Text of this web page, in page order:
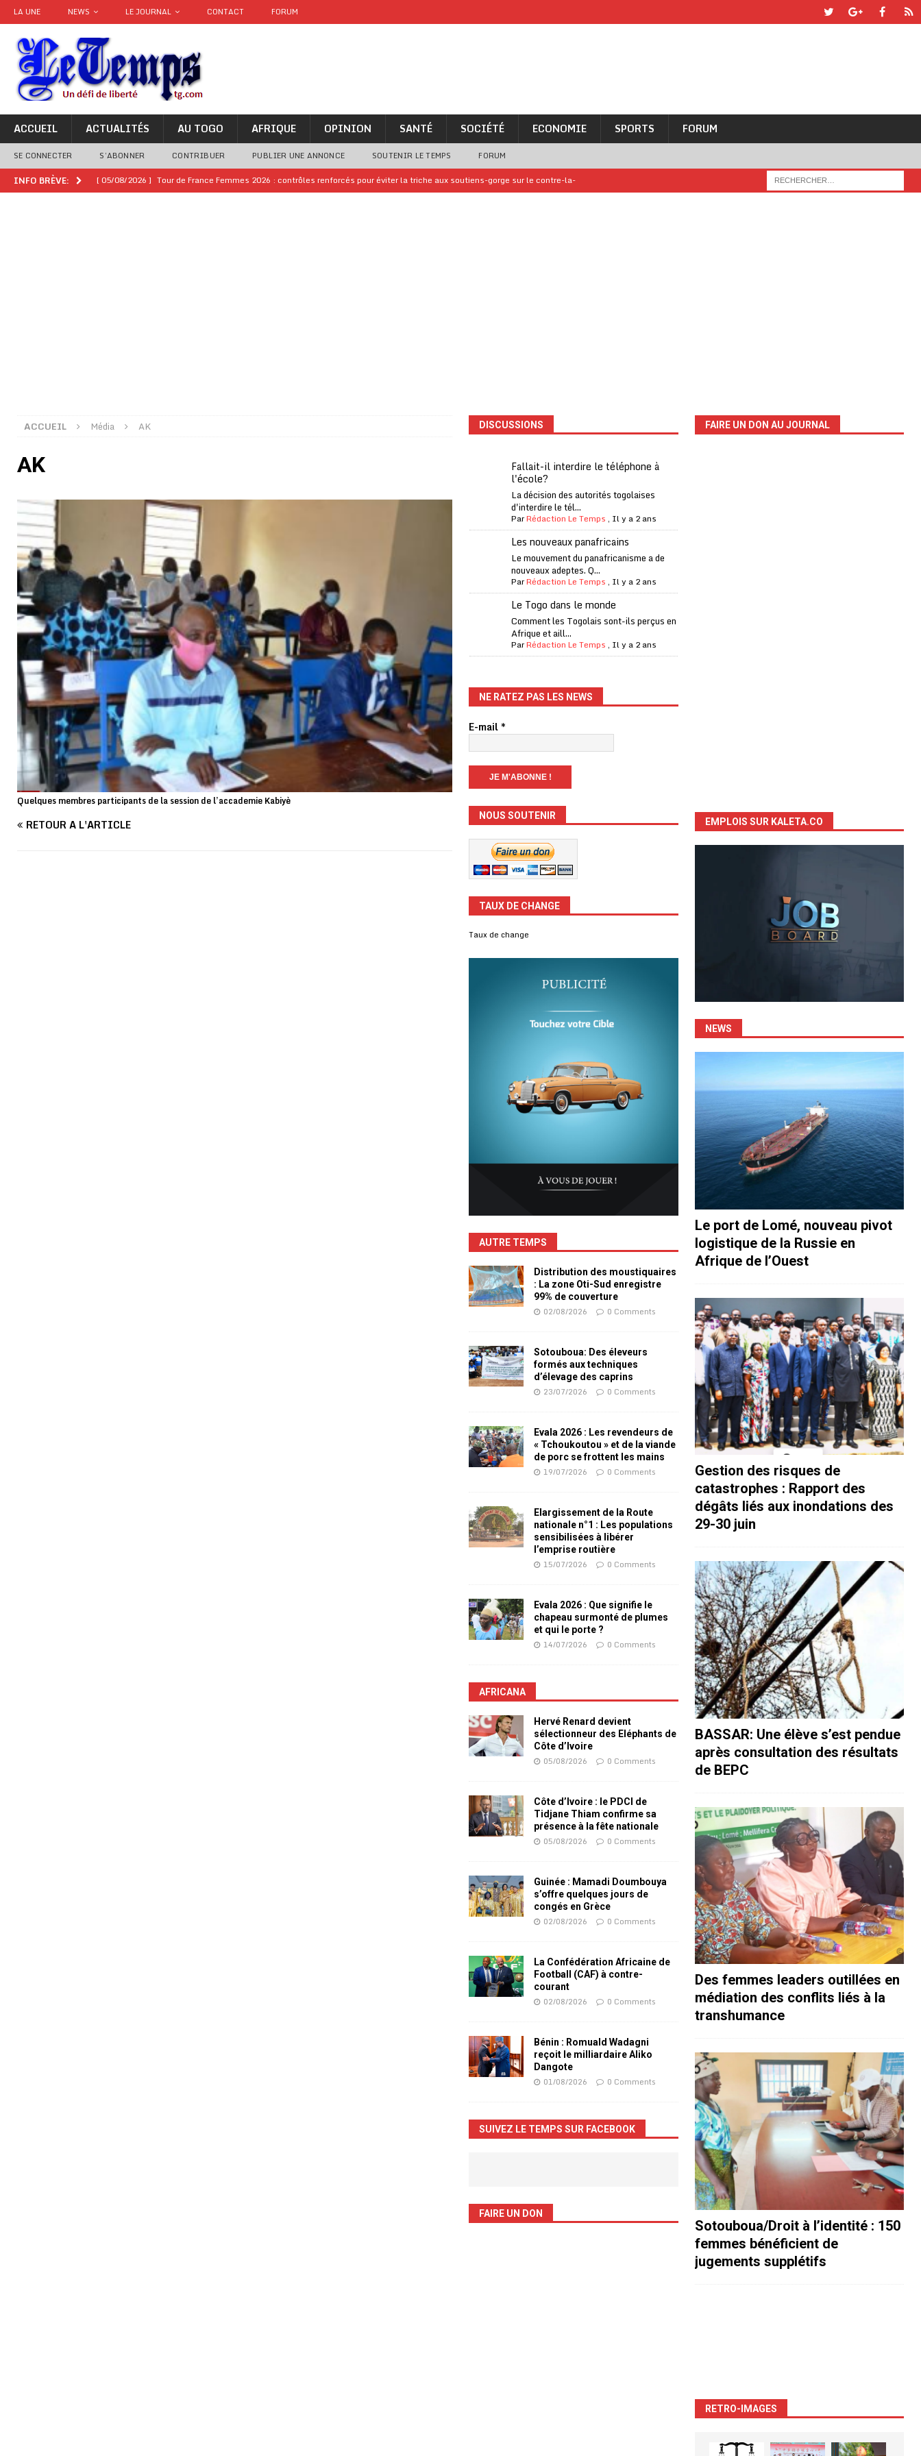
LA UNE NEWS LE JOURNAL CONTACT FORUM
ACCUEIL ACTUALITÉS AU TOGO AFRIQUE OPINION SANTÉ SOCIÉTÉ ECONOMIE SPORTS FORUM
SE CONNECTER S’ABONNER CONTRIBUER PUBLIER UNE ANNONCE SOUTENIR LE TEMPS FORUM
INFO BRÈVE: [ 05/08/2026 ] Tour de France Femmes 2026 : contrôles renforcés pour éviter la triche aux soutiens-gorge sur le contre-la-
Franco Baresi, légendaire défenseur de l’Italie et de l’AC Milan, est mort à 66 ans
A LA UNE
[ 31/07/2026 ] Projet d’investisseurs à la Fifa: l’UEFA menace à «l’unanimité» d’un boycott des Coupes du monde
[ 30/07/2026 ] Mali : au moins 19 soldats exécutés, Amnesty International exige une enquête
A LA UNE
[ 05/08/2026 ] Hervé Renard devient sélectionneur des Eléphants de Côte d’Ivoire
ACCUEIL Média AK
AK
Quelques membres participants de la session de l’accademie Kabiyè
RETOUR À L'ARTICLE
DISCUSSIONS
Fallait-il interdire le téléphone à
l'école?
La décision des autorités togolaises
d'interdire le tél...
ParRédaction Le Temps , Il y a 2 ans
Les nouveaux panafricains
Le mouvement du panafricanisme a de
nouveaux adeptes. Q...
ParRédaction Le Temps , Il y a 2 ans
Le Togo dans le monde
Comment les Togolais sont-ils perçus en
Afrique et aill...
ParRédaction Le Temps , Il y a 2 ans
NE RATEZ PAS LES NEWS
E-mail*
NOUS SOUTENIR
TAUX DE CHANGE
Taux de change
AUTRE TEMPS
Distribution des moustiquaires
: La zone Oti-Sud enregistre
99% de couverture
02/08/2026 0 Comments
Sotouboua: Des éleveurs
formés aux techniques
d’élevage des caprins
23/07/2026 0 Comments
Evala 2026 : Les revendeurs de
« Tchoukoutou » et de la viande
de porc se frottent les mains
19/07/2026 0 Comments
Elargissement de la Route
nationale n°1 : Les populations
sensibilisées à libérer
l’emprise routière
15/07/2026 0 Comments
Evala 2026 : Que signifie le
chapeau surmonté de plumes
et qui le porte ?
14/07/2026 0 Comments
AFRICANA
Hervé Renard devient
sélectionneur des Eléphants de
Côte d’Ivoire
05/08/2026 0 Comments
Côte d’Ivoire : le PDCI de
Tidjane Thiam confirme sa
présence à la fête nationale
05/08/2026 0 Comments
Guinée : Mamadi Doumbouya
s’offre quelques jours de
congés en Grèce
02/08/2026 0 Comments
La Confédération Africaine de
Football (CAF) à contre-
courant
02/08/2026 0 Comments
Bénin : Romuald Wadagni
reçoit le milliardaire Aliko
Dangote
01/08/2026 0 Comments
SUIVEZ LE TEMPS SUR FACEBOOK
FAIRE UN DON
FAIRE UN DON AU JOURNAL
EMPLOIS SUR KALETA.CO
NEWS
Le port de Lomé, nouveau pivot
logistique de la Russie en
Afrique de l’Ouest
Gestion des risques de
catastrophes : Rapport des
dégâts liés aux inondations des
29-30 juin
BASSAR: Une élève s’est pendue
après consultation des résultats
de BEPC
Des femmes leaders outillées en
médiation des conflits liés à la
transhumance
Sotouboua/Droit à l’identité : 150
femmes bénéficient de
jugements supplétifs
RETRO-IMAGES